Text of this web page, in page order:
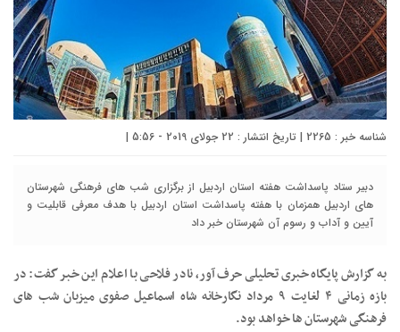
شناسه خبر : 2265 | تاریخ انتشار : 22 جولای 2019 - 5:56 |
دبیر ستاد پاسداشت هفته استان اردبیل از برگزاری شب های فرهنگی شهرستان
های اردبیل همزمان با هفته پاسداشت استان اردبیل با هدف معرفی قابلیت و
آیین و آداب و رسوم آن شهرستان خبر داد
به گزارش پایگاه خبری تحلیلی حرف آور، نادر فلاحی با اعلام این خبر گفت: در
بازه زمانی ۴ لغایت ۹ مرداد نگارخانه شاه اسماعیل صفوی میزبان شب های
فرهنگی شهرستان ها خواهد بود.